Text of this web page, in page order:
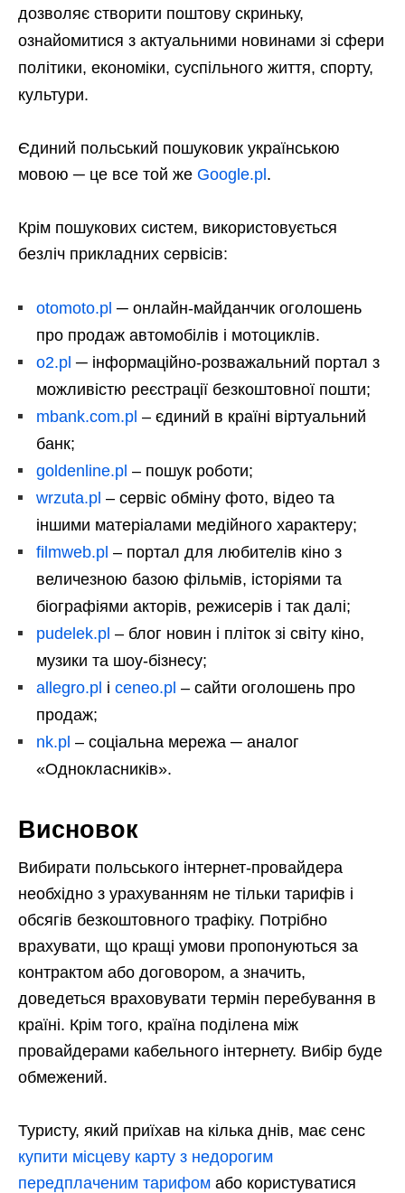
дозволяє створити поштову скриньку,
ознайомитися з актуальними новинами зі сфери
політики, економіки, суспільного життя, спорту,
культури.
Єдиний польський пошуковик українською
мовою ─ це все той же Google.pl.
Крім пошукових систем, використовується
безліч прикладних сервісів:
otomoto.pl ─ онлайн-майданчик оголошень
про продаж автомобілів і мотоциклів.
o2.pl ─ інформаційно-розважальний портал з
можливістю реєстрації безкоштовної пошти;
mbank.com.pl – єдиний в країні віртуальний
банк;
goldenline.pl – пошук роботи;
wrzuta.pl – сервіс обміну фото, відео та
іншими матеріалами медійного характеру;
filmweb.pl – портал для любителів кіно з
величезною базою фільмів, історіями та
біографіями акторів, режисерів і так далі;
pudelek.pl – блог новин і пліток зі світу кіно,
музики та шоу-бізнесу;
allegro.pl і ceneo.pl – сайти оголошень про
продаж;
nk.pl – соціальна мережа ─ аналог
«Однокласників».
Висновок
Вибирати польського інтернет-провайдера
необхідно з урахуванням не тільки тарифів і
обсягів безкоштовного трафіку. Потрібно
врахувати, що кращі умови пропонуються за
контрактом або договором, а значить,
доведеться враховувати термін перебування в
країні. Крім того, країна поділена між
провайдерами кабельного інтернету. Вибір буде
обмежений.
Туристу, який приїхав на кілька днів, має сенс
купити місцеву карту з недорогим
передплаченим тарифом або користуватися